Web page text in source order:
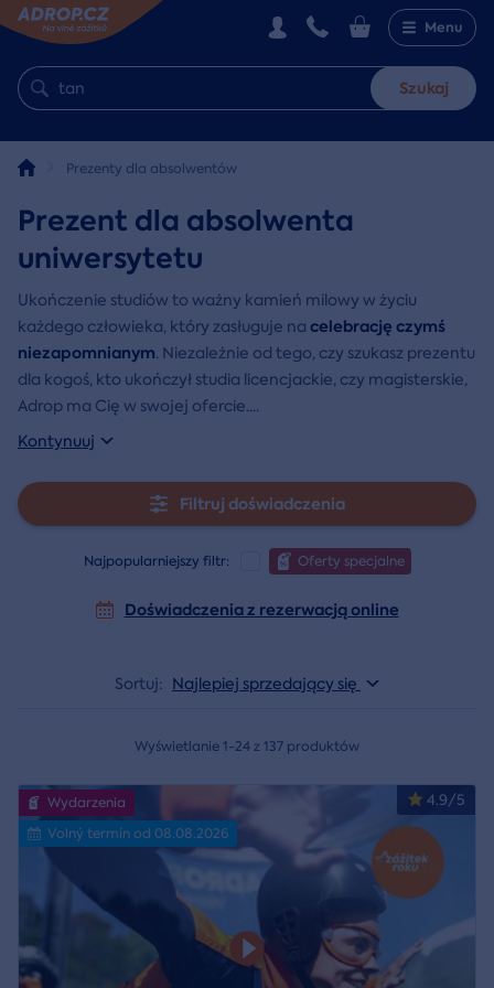
Menu
Szukaj
Prezenty dla absolwentów
Prezent dla absolwenta
uniwersytetu
Ukończenie studiów to ważny kamień milowy w życiu
każdego człowieka, który zasługuje na celebrację czymś
niezapomnianym. Niezależnie od tego, czy szukasz prezentu
dla kogoś, kto ukończył studia licencjackie, czy magisterskie,
Adrop ma Cię w swojej ofercie....
Kontynuuj
Filtruj doświadczenia
Najpopularniejszy filtr: Oferty specjalne
Doświadczenia z rezerwacją online
Sortuj: Najlepiej sprzedający się
Wyświetlanie 1-24 z 137 produktów
4.9/5
Wydarzenia
Volný termín od 08.08.2026